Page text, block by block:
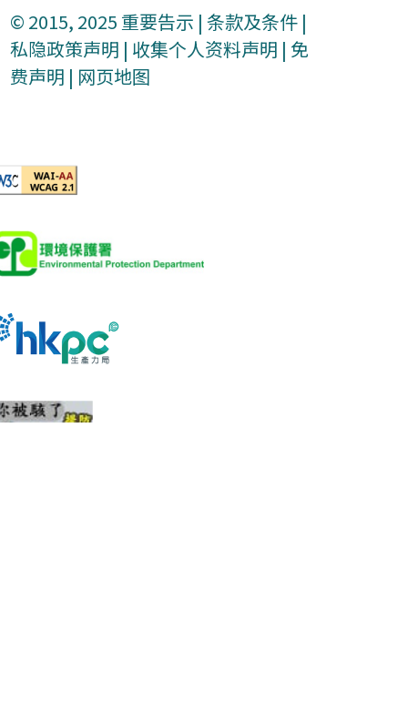
© 2015, 2025 重要告示 | 条款及条件 |
私隐政策声明 | 收集个人资料声明 | 免
费声明 | 网页地图